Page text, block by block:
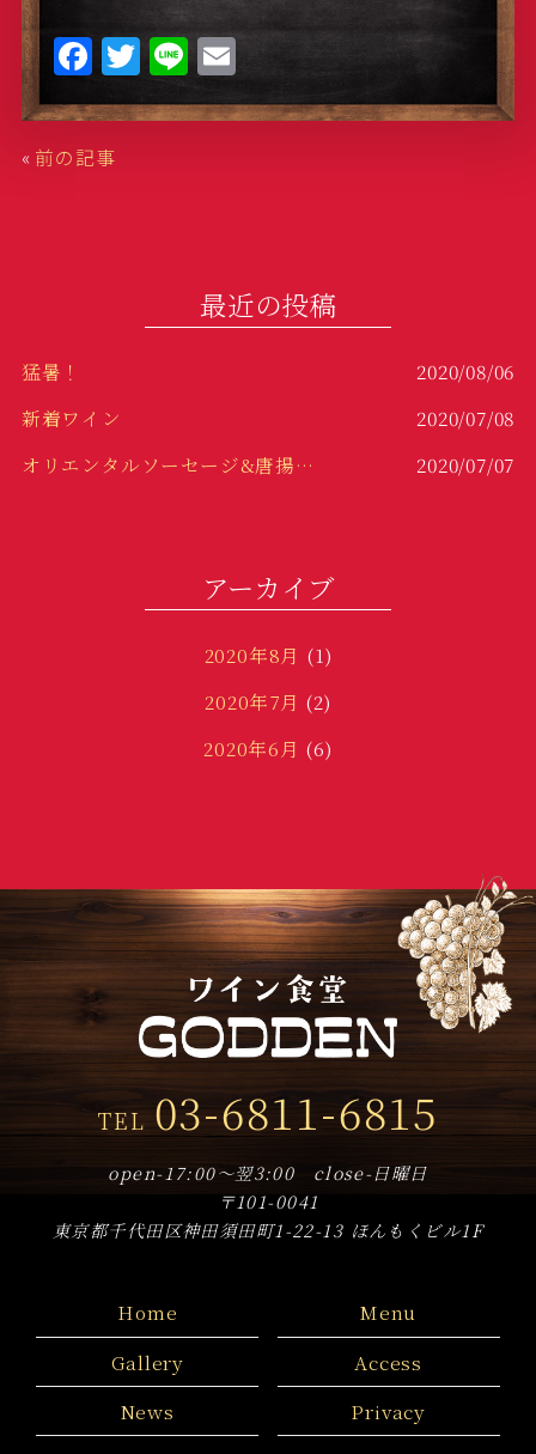
F
a
c
e
T
w
it
Li
n
e
E
m
ai
« 前の記事
最近の投稿
猛暑！
2020/08/06
新着ワイン
2020/07/08
オリエンタルソーセージ&唐揚げ！！
2020/07/07
アーカイブ
2020年8月 (1)
2020年7月 (2)
2020年6月 (6)
2019年12月(3)
2019年11月(5)
2019年10月(18)
2019年9月(8)
2019年7月 (9)
2019年6月 (14)
2019年5月(17)
TEL 03-6811-6815
open-17:00～翌3:00 close-日曜日
〒101-0041
東京都千代田区神田須田町1-22-13 ほんもくビル1F
Home
Menu
Gallery
Access
News
Privacy